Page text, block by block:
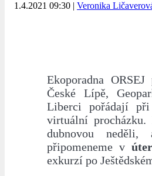
1.4.2021 09:30 | Veronika
Ekoporadna
České Lípě,
Liberci pořádají při
virtuální
dubnovou
připomeneme v
exkurzí po